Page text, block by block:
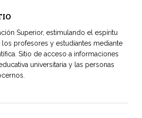
Superior, estimulando el espíritu
profesores y estudiantes mediante
Sitio de acceso a informaciones
universitaria y las personas